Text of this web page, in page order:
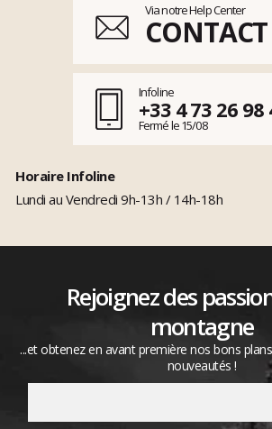
Via notre Help Center
CONTACT
Infoline
+33 4 73 26 98
Fermé le 15/08
Horaire Infoline
Lundi au Vendredi 9h-13h / 14h-18h
Rejoignez des
montagne
...et obtenez en avant première nos bons
nouveautés !